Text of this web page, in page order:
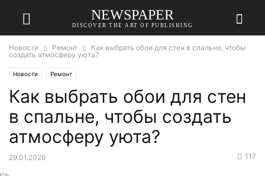
NEWSPAPER
DISCOVER THE ART OF PUBLISHING
Новости Ремонт
Как выбрать обои для стен в спальне, чтобы
создать атмосферу уюта?
Новости Ремонт
Как выбрать обои для стен
в спальне, чтобы создать
атмосферу уюта?
29.01.2026 117